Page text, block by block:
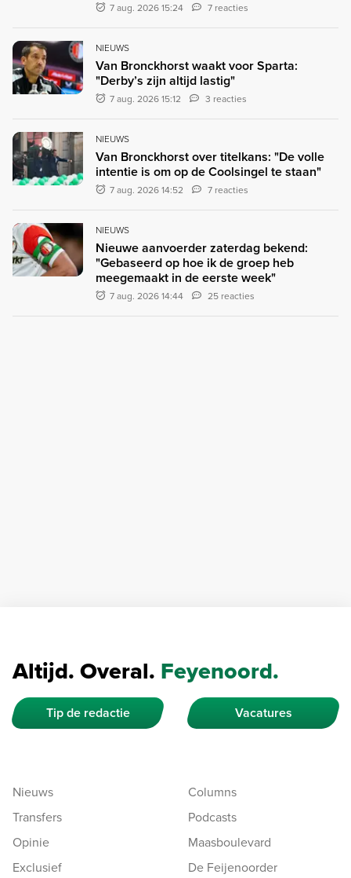
7 aug. 2026 15:24 7 reacties
NIEUWS
Van Bronckhorst waakt voor Sparta:
"Derby’s zijn altijd lastig"
7 aug. 2026 15:12 3 reacties
NIEUWS
Van Bronckhorst over titelkans: "De volle
intentie is om op de Coolsingel te staan"
7 aug. 2026 14:52 7 reacties
NIEUWS
Nieuwe aanvoerder zaterdag bekend:
"Gebaseerd op hoe ik de groep heb
meegemaakt in de eerste week"
7 aug. 2026 14:44 25 reacties
Altijd. Overal. Feyenoord.
Tip de redactie Vacatures
Nieuws
Transfers
Opinie
Exclusief
Columns
Podcasts
Maasboulevard
De Feijenoorder